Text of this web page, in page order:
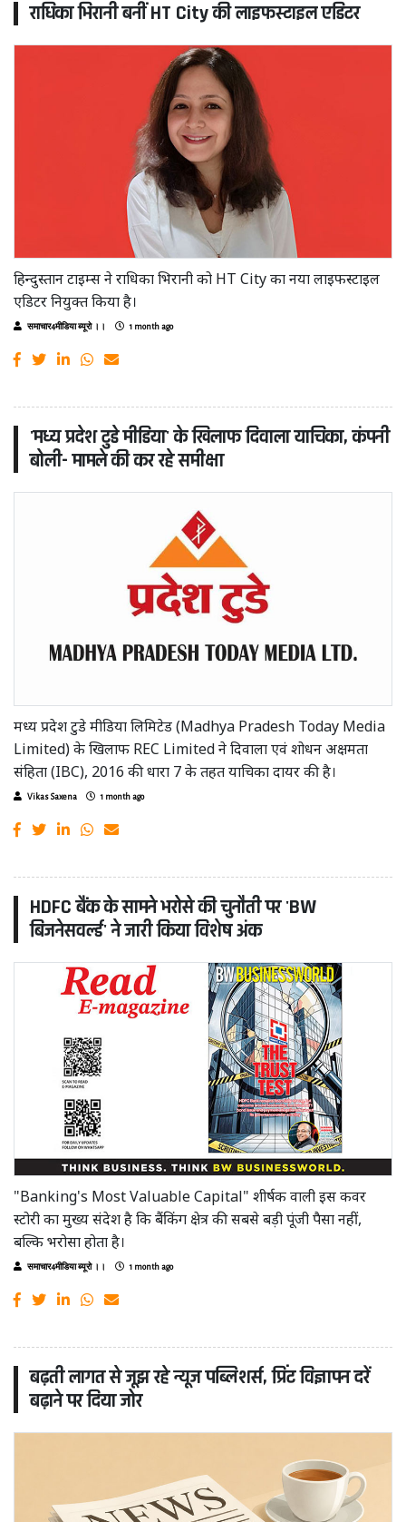
राधिका भिरानी बनीं HT City की लाइफस्टाइल एडिटर
हिन्दुस्तान टाइम्स ने राधिका भिरानी को HT City का नया लाइफस्टाइल
एडिटर नियुक्त किया है।
समाचार4मीडिया ब्यूरो ।। 1 month ago
'मध्य प्रदेश टुडे मीडिया' के खिलाफ दिवाला याचिका, कंपनी
बोली- मामले की कर रहे समीक्षा
मध्य प्रदेश टुडे मीडिया लिमिटेड (Madhya Pradesh Today Media
Limited) के खिलाफ REC Limited ने दिवाला एवं शोधन अक्षमता
संहिता (IBC), 2016 की धारा 7 के तहत याचिका दायर की है।
Vikas Saxena 1 month ago
HDFC बैंक के सामने भरोसे की चुनौती पर 'BW
बिजनेसवर्ल्ड' ने जारी किया विशेष अंक
"Banking's Most Valuable Capital" शीर्षक वाली इस कवर
स्टोरी का मुख्य संदेश है कि बैंकिंग क्षेत्र की सबसे बड़ी पूंजी पैसा नहीं,
बल्कि भरोसा होता है।
समाचार4मीडिया ब्यूरो ।। 1 month ago
बढ़ती लागत से जूझ रहे न्यूज पब्लिशर्स, प्रिंट विज्ञापन दरें
बढ़ाने पर दिया जोर